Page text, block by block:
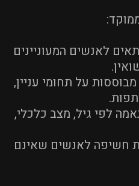
לאנשים המעוניינים
על תחומי עניין,
לפי גיל, מצב כלכלי,
חשיפה לאנשים שאינם